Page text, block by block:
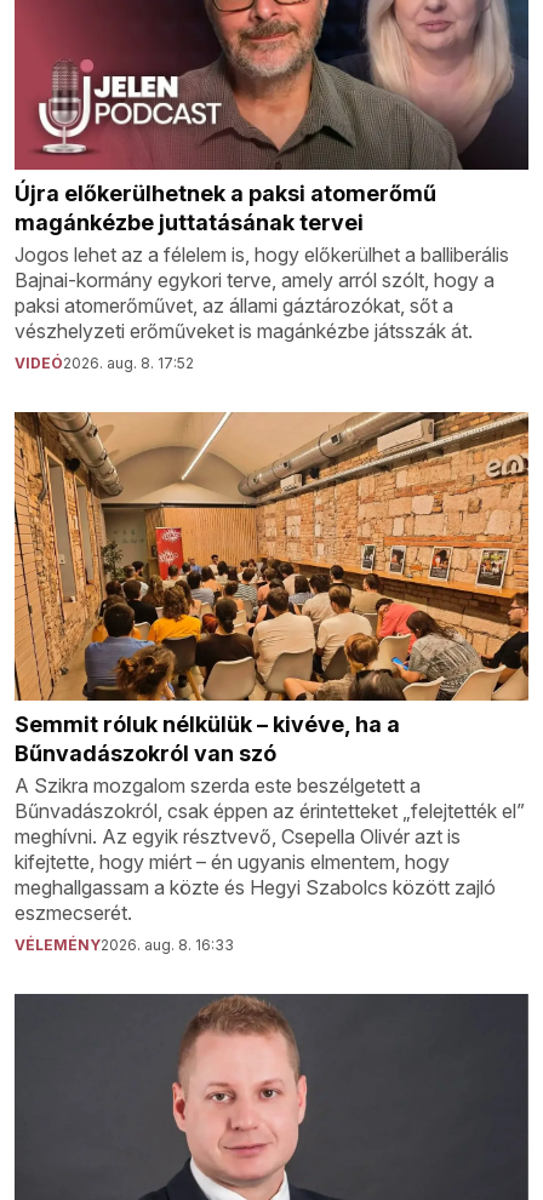
Újra előkerülhetnek a paksi atomerőmű
magánkézbe juttatásának tervei
Jogos lehet az a félelem is, hogy előkerülhet a balliberális
Bajnai-kormány egykori terve, amely arról szólt, hogy a
paksi atomerőművet, az állami gáztározókat, sőt a
vészhelyzeti erőműveket is magánkézbe játsszák át.
VIDEÓ2026. aug. 8. 17:52
Semmit róluk nélkülük – kivéve, ha a
Bűnvadászokról van szó
A Szikra mozgalom szerda este beszélgetett a
Bűnvadászokról, csak éppen az érintetteket „felejtették el”
meghívni. Az egyik résztvevő, Csepella Olivér azt is
kifejtette, hogy miért – én ugyanis elmentem, hogy
meghallgassam a közte és Hegyi Szabolcs között zajló
eszmecserét.
VÉLEMÉNY2026. aug. 8. 16:33